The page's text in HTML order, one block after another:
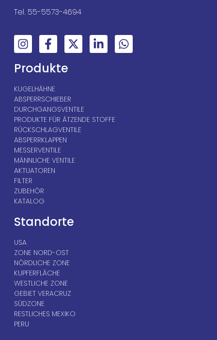
Tel. 55-5573-4694
Produkte
KUGELHÄHNE
ABSPERRSCHIEBER
DURCHGANGSVENTILE
PRODUKTE FÜR ÄTZENDE STOFFE
RÜCKSCHLAGVENTILE
ABSPERRKLAPPEN
MESSERVENTILE
MÄNNLICHE VENTILE
AKTUATOREN
FILTER
ZUBEHÖR
KATALOG
Standorte
USA
ZONE NORD-OST
NÖRDLICHE ZONE
KUPFERFLÄCHE
WESTLICHE ZONE
GEBIET VERACRUZ
SÜDZONE
RESTLICHES MEXIKO
PERU